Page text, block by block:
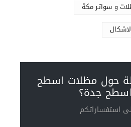
و سواتر مكة
حول مظلات اسطح
جدة؟
استفساراتكم